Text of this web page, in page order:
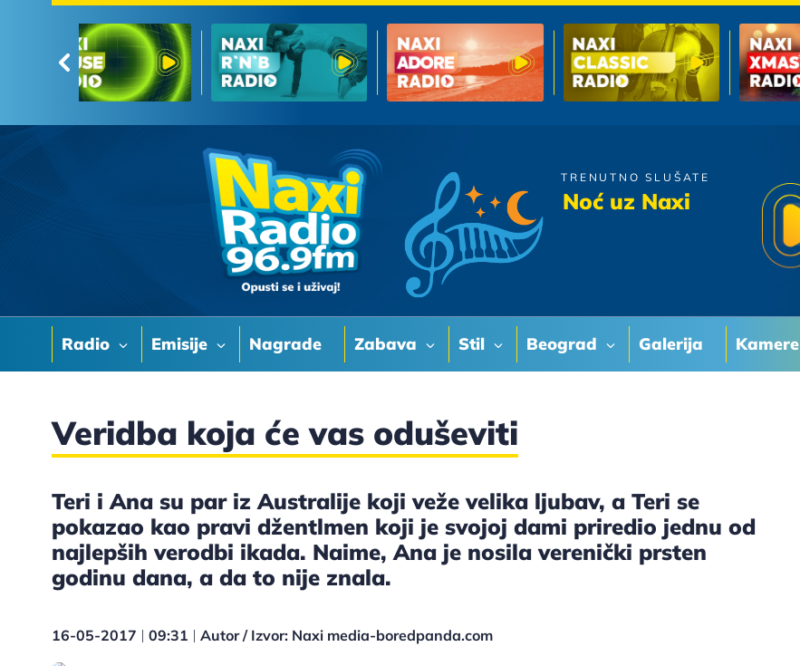
Radio Emisije Nagrade Zabava Stil Beograd Galerija Kamere
TRENUTNO SLUŠATE
Noć uz NaxiMoby Dick
Veridba koja će vas oduševiti
Teri i Ana su par iz Australije koji veže velika ljubav, a Teri se
pokazao kao pravi džentlmen koji je svojoj dami priredio jednu od
najlepših verodbi ikada. Naime, Ana je nosila verenički prsten
godinu dana, a da to nije znala.
16-05-2017 09:31 Autor / Izvor: Naxi media-boredpanda.com